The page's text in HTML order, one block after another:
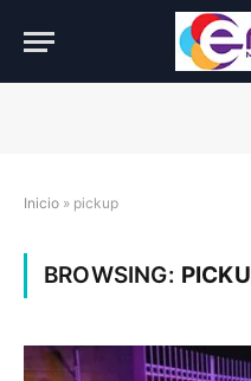
Inicio » pickup
BROWSING: